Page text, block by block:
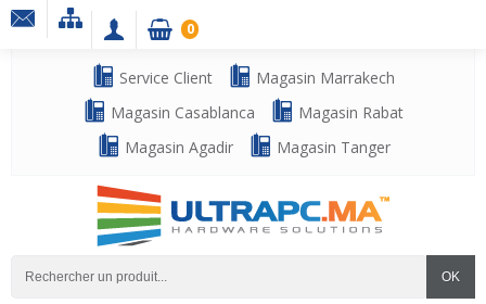
Service Client
Magasin Marrakech
Magasin Casablanca
Magasin Rabat
Magasin Agadir
Magasin Tanger
OK
0